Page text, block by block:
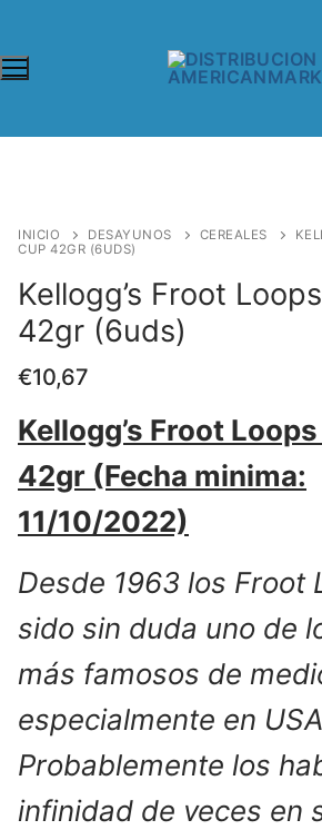
INICIO DESAYUNOS CEREALES
CUP 42GR (6UDS)
Kellogg’s Froot
42gr (6uds)
€10,67
Kellogg’s Froot
42gr (Fecha minima:
11/10/2022)
Desde 1963 los Froot
sido sin duda uno de
más famosos de
especialmente en
Probablemente los
infinidad de veces en